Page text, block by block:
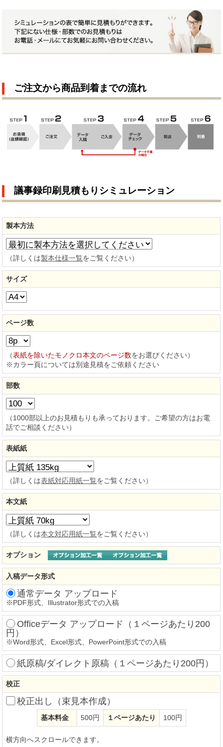
ご注文から商品到着までの流れ
議事録印刷見積もりシミュレーション
製本方法
（詳しくは製本仕様一覧をご覧ください）
サイズ
ページ数
（表紙を除いたモノクロ本文のページ数をお選びください）
※カラー頁については別途見積をご依頼ください
部数
（1000部以上のお見積もりも承っております。ご希望の方はお電
話でご相談ください）
表紙紙
（詳しくは表紙対応用紙一覧をご覧ください）
本文紙
（詳しくは本文対応用紙一覧をご覧ください）
オプション
入稿データ形式
通常データ アップロード
※PDF形式、Illustrator形式での入稿
Officeデータ アップロード（１ページあたり200
円）
※Word形式、Excel形式、PowerPoint形式での入稿
紙原稿/ダイレクト原稿（１ページあたり200円）
校正
校正出し（束見本作成）
基本料金 500円 １ページあたり 100円
横方向へスクロールできます。